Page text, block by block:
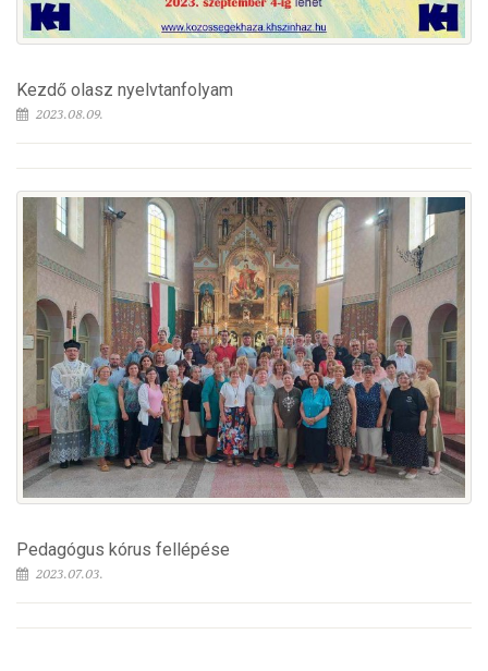
Kezdő olasz nyelvtanfolyam
2023.08.09.
Pedagógus kórus fellépése
2023.07.03.